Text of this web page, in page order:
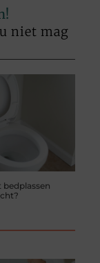
niet mag
bedplassen